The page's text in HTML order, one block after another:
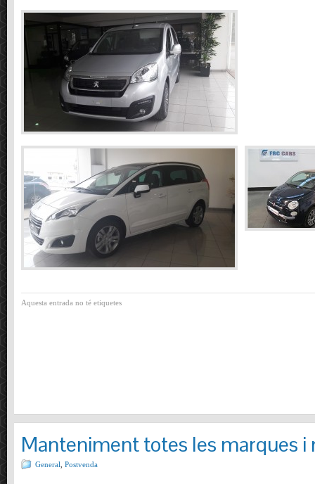
Aquesta entrada no té etiquetes
Manteniment totes les marques i
General Postvenda